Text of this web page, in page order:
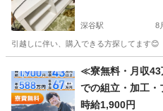
深谷駅 8
引越しに伴い、購入できる方探してます
深谷駅 収納家具
≪寮無料・月収43
での組立・加工・
時給1,900円